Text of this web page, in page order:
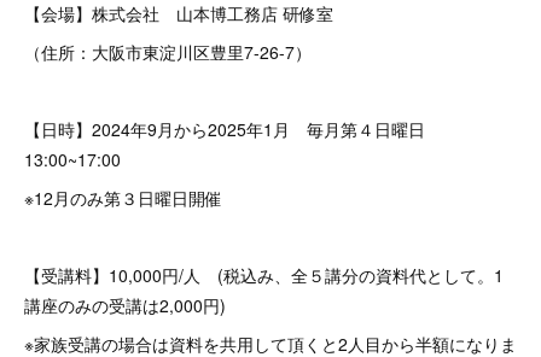
【会場】株式会社 山本博工務店 研修室
（住所：大阪市東淀川区豊里7-26-7）
【日時】2024年9月から2025年1月 毎月第４日曜日
13:00~17:00
※12月のみ第３日曜日開催
【受講料】10,000円/人 (税込み、全５講分の資料代として。1
講座のみの受講は2,000円)
※家族受講の場合は資料を共用して頂くと2人目から半額になりま